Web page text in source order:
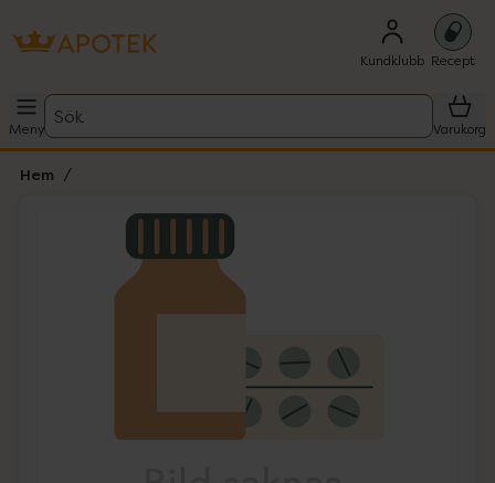
Kundklubb Recept
Meny
Sök
Varukorg
Hem
Lista: . Innehåller 1 objekt.